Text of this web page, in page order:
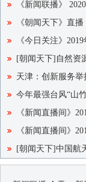
《新闻联播》
《朝闻天下》直
《今日关注》
[朝闻天下]自然资
天津：创新服务
今年最强台风“山
《新闻直播间》
《新闻直播间》
[朝闻天下]中国航